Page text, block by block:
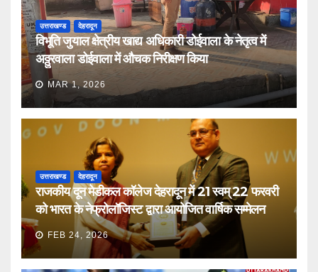
उत्तराखण्ड देहरादून
विभूति जुयाल क्षेत्रीय खाद्य अधिकारी डोईवाला के नेतृत्व में
अठ्ठुरवाला डोईवाला में औचक निरीक्षण किया
MAR 1, 2026
उत्तराखण्ड देहरादून
राजकीय दून मेडीकल कॉलेज देहरादून में 21 स्वम् 22 फरवरी
को भारत के नेफ्रोलॉजिस्ट द्वारा आयोजित वार्षिक सम्मेलन
FEB 24, 2026